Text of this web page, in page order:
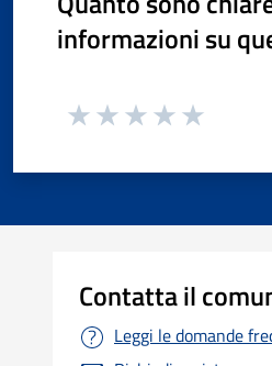
informazioni su
Contatta il
Leggi le domande